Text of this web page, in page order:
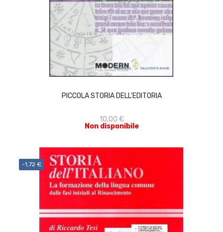
PICCOLA STORIA DELL'EDITORIA
10,00 €
Non disponibile
ACQUISTA
-1,72 €